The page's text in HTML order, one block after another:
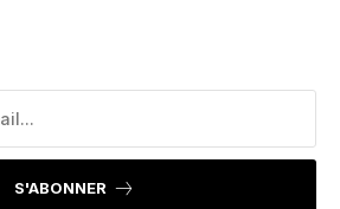
S'ABONNER